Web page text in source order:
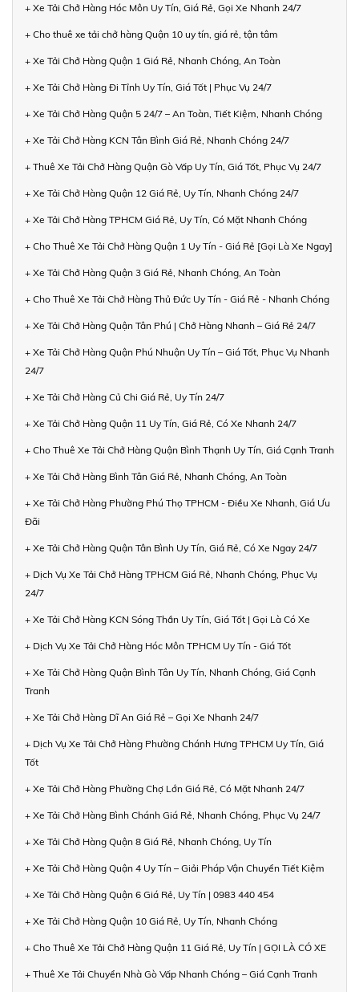
+ Xe Tải Chở Hàng Hóc Môn Uy Tín, Giá Rẻ, Gọi Xe Nhanh 24/7
+ Cho thuê xe tải chở hàng Quận 10 uy tín, giá rẻ, tận tâm
+ Xe Tải Chở Hàng Quận 1 Giá Rẻ, Nhanh Chóng, An Toàn
+ Xe Tải Chở Hàng Đi Tỉnh Uy Tín, Giá Tốt | Phục Vụ 24/7
+ Xe Tải Chở Hàng Quận 5 24/7 – An Toàn, Tiết Kiệm, Nhanh Chóng
+ Xe Tải Chở Hàng KCN Tân Bình Giá Rẻ, Nhanh Chóng 24/7
+ Thuê Xe Tải Chở Hàng Quận Gò Vấp Uy Tín, Giá Tốt, Phục Vụ 24/7
+ Xe Tải Chở Hàng Quận 12 Giá Rẻ, Uy Tín, Nhanh Chóng 24/7
+ Xe Tải Chở Hàng TPHCM Giá Rẻ, Uy Tín, Có Mặt Nhanh Chóng
+ Cho Thuê Xe Tải Chở Hàng Quận 1 Uy Tín - Giá Rẻ [Gọi Là Xe Ngay]
+ Xe Tải Chở Hàng Quận 3 Giá Rẻ, Nhanh Chóng, An Toàn
+ Cho Thuê Xe Tải Chở Hàng Thủ Đức Uy Tín - Giá Rẻ - Nhanh Chóng
+ Xe Tải Chở Hàng Quận Tân Phú | Chở Hàng Nhanh – Giá Rẻ 24/7
+ Xe Tải Chở Hàng Quận Phú Nhuận Uy Tín – Giá Tốt, Phục Vụ Nhanh
24/7
+ Xe Tải Chở Hàng Củ Chi Giá Rẻ, Uy Tín 24/7
+ Xe Tải Chở Hàng Quận 11 Uy Tín, Giá Rẻ, Có Xe Nhanh 24/7
+ Cho Thuê Xe Tải Chở Hàng Quận Bình Thạnh Uy Tín, Giá Cạnh Tranh
+ Xe Tải Chở Hàng Bình Tân Giá Rẻ, Nhanh Chóng, An Toàn
+ Xe Tải Chở Hàng Phường Phú Thọ TPHCM - Điều Xe Nhanh, Giá Ưu
Đãi
+ Xe Tải Chở Hàng Quận Tân Bình Uy Tín, Giá Rẻ, Có Xe Ngay 24/7
+ Dịch Vụ Xe Tải Chở Hàng TPHCM Giá Rẻ, Nhanh Chóng, Phục Vụ
24/7
+ Xe Tải Chở Hàng KCN Sóng Thần Uy Tín, Giá Tốt | Gọi Là Có Xe
+ Dịch Vụ Xe Tải Chở Hàng Hóc Môn TPHCM Uy Tín - Giá Tốt
+ Xe Tải Chở Hàng Quận Bình Tân Uy Tín, Nhanh Chóng, Giá Cạnh
Tranh
+ Xe Tải Chở Hàng Dĩ An Giá Rẻ – Gọi Xe Nhanh 24/7
+ Dịch Vụ Xe Tải Chở Hàng Phường Chánh Hưng TPHCM Uy Tín, Giá
Tốt
+ Xe Tải Chở Hàng Phường Chợ Lớn Giá Rẻ, Có Mặt Nhanh 24/7
+ Xe Tải Chở Hàng Bình Chánh Giá Rẻ, Nhanh Chóng, Phục Vụ 24/7
+ Xe Tải Chở Hàng Quận 8 Giá Rẻ, Nhanh Chóng, Uy Tín
+ Xe Tải Chở Hàng Quận 4 Uy Tín – Giải Pháp Vận Chuyển Tiết Kiệm
+ Xe Tải Chở Hàng Quận 6 Giá Rẻ, Uy Tín | 0983 440 454
+ Xe Tải Chở Hàng Quận 10 Giá Rẻ, Uy Tín, Nhanh Chóng
+ Cho Thuê Xe Tải Chở Hàng Quận 11 Giá Rẻ, Uy Tín | GỌI LÀ CÓ XE
+ Thuê Xe Tải Chuyển Nhà Gò Vấp Nhanh Chóng – Giá Cạnh Tranh